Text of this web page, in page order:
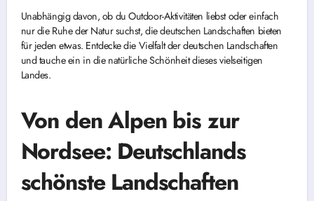
Unabhängig davon, ob du Outdoor-Aktivitäten liebst oder einfach
nur die Ruhe der Natur suchst, die deutschen Landschaften bieten
für jeden etwas. Entdecke die Vielfalt der deutschen Landschaften
und tauche ein in die natürliche Schönheit dieses vielseitigen
Landes.
Von den Alpen bis zur
Nordsee: Deutschlands
schönste Landschaften